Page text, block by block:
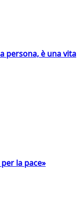
persona, è una vita
la pace»